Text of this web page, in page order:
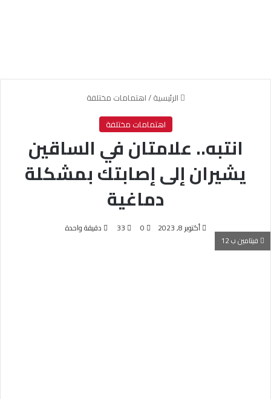
الرئيسية/اهتمامات مختلفة
اهتمامات مختلفة
انتبه.. علامتان في الساقين
يشيران إلى إصابتك بمشكلة
دماغية
أكتوبر 8, 2023 0
33 دقيقة واحدة
فيتامين ب 12